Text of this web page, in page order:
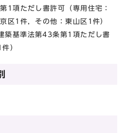
項ただし書許可（専用住宅：
区1件，その他：東山区1件）
基準法第43条第1項ただし書
）